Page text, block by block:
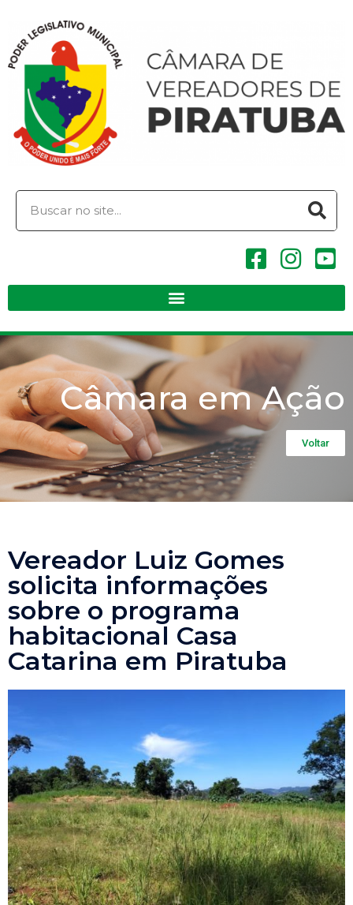
Câmara em Ação
Voltar
Vereador Luiz Gomes
solicita informações
sobre o programa
habitacional Casa
Catarina em Piratuba